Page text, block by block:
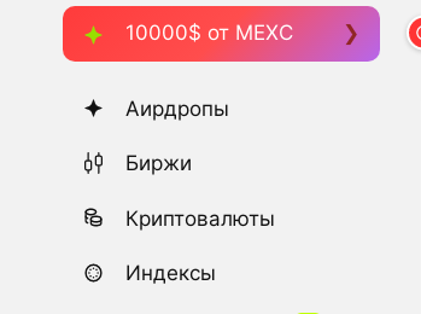
10000$ от MEXC
Аирдропы
Биржи
Криптовалюты
Индексы